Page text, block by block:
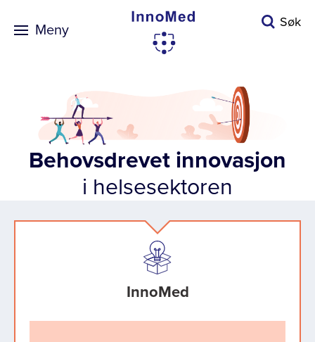
Meny Søk
Behovsdrevet innovasjon
i helsesektoren
InnoMed